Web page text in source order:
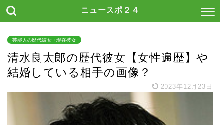
ニュースポ２４
芸能人の歴代彼女・現在彼女
清水良太郎の歴代彼女【女性遍歴】や
結婚している相手の画像？
2023年12月23日